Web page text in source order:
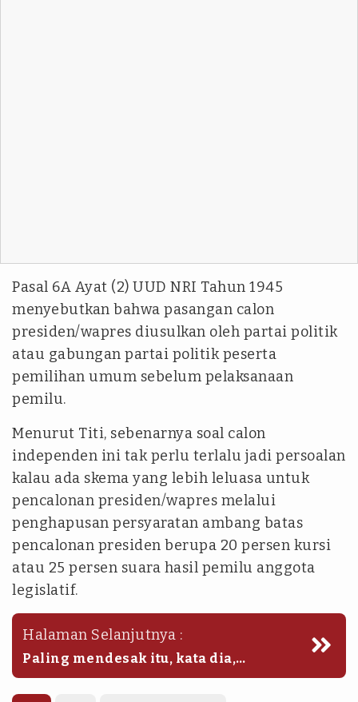
Pasal 6A Ayat (2) UUD NRI Tahun 1945
menyebutkan bahwa pasangan calon
presiden/wapres diusulkan oleh partai politik
atau gabungan partai politik peserta
pemilihan umum sebelum pelaksanaan
pemilu.
Menurut Titi, sebenarnya soal calon
independen ini tak perlu terlalu jadi persoalan
kalau ada skema yang lebih leluasa untuk
pencalonan presiden/wapres melalui
penghapusan persyaratan ambang batas
pencalonan presiden berupa 20 persen kursi
atau 25 persen suara hasil pemilu anggota
legislatif.
Halaman Selanjutnya :
Paling mendesak itu, kata dia,
sebenarnya saat ini pembuat undang-
undang menghapus persyaratan